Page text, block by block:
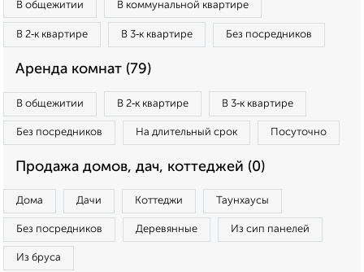
В общежитии В коммунальной квартире
В 2‑к квартире В 3‑к квартире Без посредников
Аренда комнат (79)
В общежитии В 2‑к квартире В 3‑к квартире
Без посредников На длительный срок Посуточно
Продажа домов, дач, коттеджей (0)
Дома Дачи Коттеджи Таунхаусы
Без посредников Деревянные Из сип панелей
Из бруса